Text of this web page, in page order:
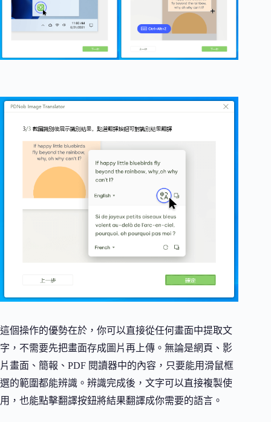
這個操作的優勢在於，你可以直接從任何畫面中提取文
字，不需要先把畫面存成圖片再上傳。無論是網頁、影
片畫面、簡報、PDF 閱讀器中的內容，只要能用滑鼠框
選的範圍都能辨識。辨識完成後，文字可以直接複製使
用，也能點擊翻譯按鈕將結果翻譯成你需要的語言。